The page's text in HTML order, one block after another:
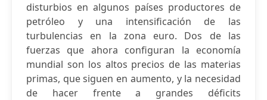
disturbios en algunos países productores de
petróleo y una intensificación de las
turbulencias en la zona euro. Dos de las
fuerzas que ahora configuran la economía
mundial son los altos precios de las materias
primas, que siguen en aumento, y la necesidad
de hacer frente a grandes déficits